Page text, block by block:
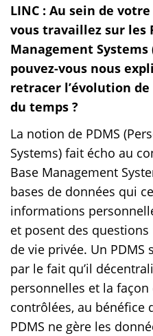
LINC : Au sein de
vous travaillez sur les
Management Systems
pouvez-vous nous
retracer l’évolution
du temps ?
La notion de PDMS
Systems) fait écho au
Base Management
bases de données qui
informations
et posent des
de vie privée. Un PDMS
par le fait qu’il
personnelles et la
contrôlées, au bénéfice
PDMS ne gère les